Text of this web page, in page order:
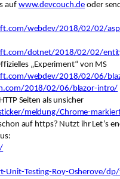
auf www.devcouch.de oder
webdev/2018/02/02/
dotnet/2018/02/02/
„Experiment“ von MS
webdev/2018/02/06/
2018/02/06/blazor-intro/
Seiten als unsicher
meldung/Chrome-
auf https? Nutzt ihr Let’s
Unit-Testing-Roy-Osherove/